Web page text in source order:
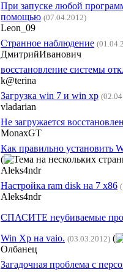
При запуске любой
помощью (07.04.2012)
Leon_09
Странное наблюдение
ДмитрийИванович
восстановление системы
k@terina
Загрузка win 7 и win xp
vladarian
Не загружается
MonaxGT
Как правильно установить
(
Aleks4ndr
Настройка ram disk на 7 x86
Aleks4ndr
СПАСИТЕ неубиваемые
Win Xp на vaio. (03.03.2012) (
Олбанец
Загадочная проблема с